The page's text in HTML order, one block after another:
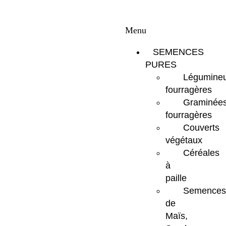
Menu
SEMENCES
PURES
fourragères
fourragères
Couverts
végétaux
Céréales
à
paille
Semences
de
Maïs,